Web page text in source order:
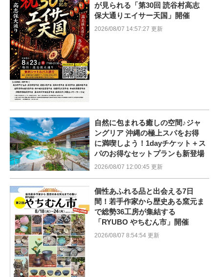
が見られる「第30回 読谷村高志
保大通りエイサー天国」開催
2026/08/07 14:57:27 更新
自然に包まれる癒しの空間♪ジャ
ングリア 沖縄の極上スパをお得
に満喫しよう！1dayチケット＋ス
パのお得なセットプランも新登場
2026/08/07 12:00:45 更新
個性あふれる品と出会える7日
間！若手作家から歴史ある窯元ま
で総勢36工房が集結する
「RYUBO やちむん市」開催
2026/08/07 8:54:54 更新